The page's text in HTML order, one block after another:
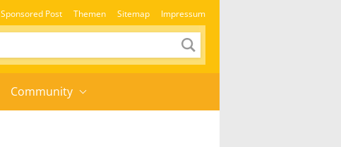
Sponsored Post Themen Sitemap Impressum
Community